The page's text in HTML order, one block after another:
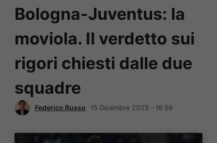
Bologna-Juventus: la
moviola. Il verdetto sui
rigori chiesti dalle due
squadre
Federico Russo 15 Dicembre 2025 - 16:59